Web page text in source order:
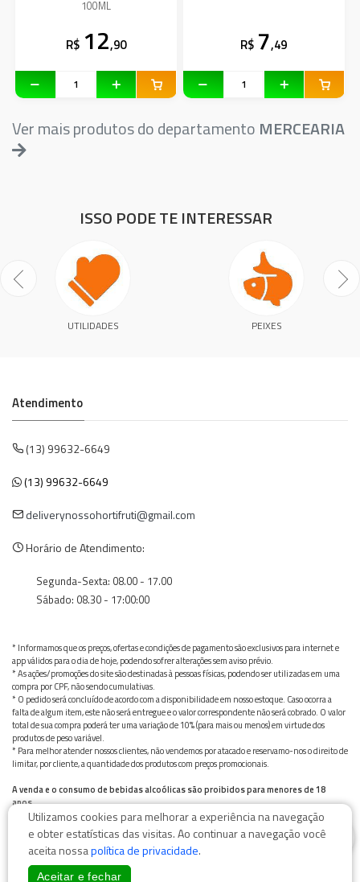
100ML
R$ 12,90 R$ 7,49
Ver mais produtos do departamento MERCEARIA
ISSO PODE TE INTERESSAR
UTILIDADES PEIXES
Atendimento
(13) 99632-6649
(13) 99632-6649
deliverynossohortifruti@gmail.com
Horário de Atendimento:
Segunda-Sexta: 08.00 - 17.00
Sábado: 08.30 - 17:00:00
* Informamos que os preços, ofertas e condições de pagamento são exclusivos para internet e
app válidos para o dia de hoje, podendo sofrer alterações sem aviso prévio.
* As ações/promoções do site são destinadas à pessoas físicas, podendo ser utilizadas em uma
compra por CPF, não sendo cumulativas.
* O pedido será concluído de acordo com a disponibilidade em nosso estoque. Caso ocorra a
falta de algum item, este não será entregue e o valor correspondente não será cobrado. O valor
total de sua compra poderá ter uma variação de 10% (para mais ou menos) em virtude dos
produtos de peso variável.
* Para melhor atender nossos clientes, não vendemos por atacado e reservamo-nos o direito de
limitar, por cliente, a quantidade dos produtos com preços promocionais.
A venda e o consumo de bebidas alcoólicas são proibidos para menores de 18
anos.
Bebida alcoólica pode causar dependência química e, em excesso, provoca graves males à saúde.
Beba com moderação
Utilizamos cookies para melhorar a experiência na navegação
e obter estatísticas das visitas. Ao continuar a navegação você
aceita nossapolítica de privacidade.
Aceitar e fechar